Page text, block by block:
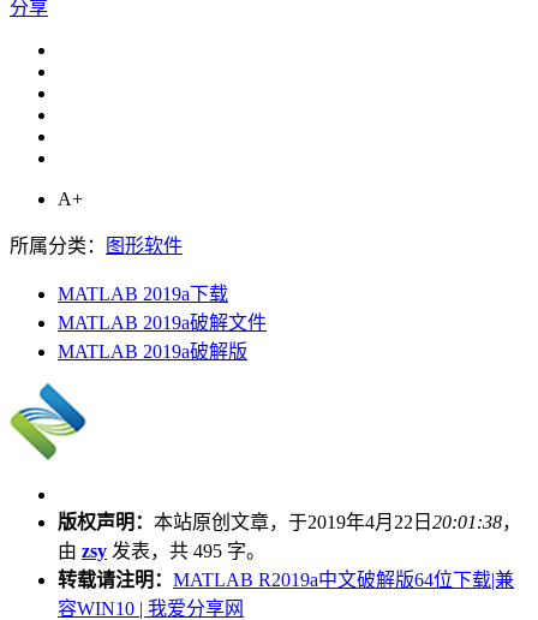
分享
A+
所属分类： 图形软件
MATLAB 2019a下载
MATLAB 2019a破解文件
MATLAB 2019a破解版
版权声明： 本站原创文章，于2019年4月22日 20:01:38，
由 zsy 发表，共 495 字。
转载请注明： MATLAB R2019a中文破解版64位下载|兼
容WIN10 | 我爱分享网